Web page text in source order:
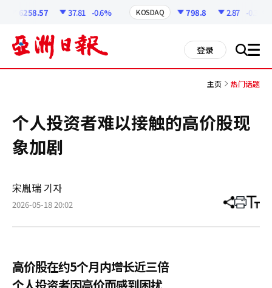
6258.57 37.81 -0.6% KOSDAQ 798.8 2.87 -0.36%
登录 搜 all
主页 热门话题
个人投资者难以接触的高价股现
象加剧
宋胤瑞 기자
2026-05-18 20:02 分
章
打 调
小
高价股在约5个月内增长近三倍